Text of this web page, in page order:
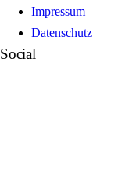
Impressum
Datenschutz
Social